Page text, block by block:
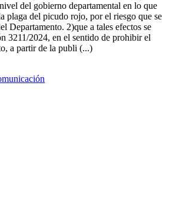
del gobierno departamental en lo que
plaga del picudo rojo, por el riesgo que se
Departamento. 2)que a tales efectos se
3211/2024, en el sentido de prohibir el
a partir de la publi (...)